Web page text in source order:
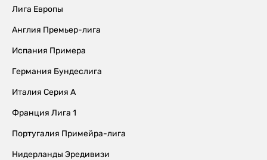
Лига Европы
Англия Премьер-лига
Испания Примера
Германия Бундеслига
Италия Серия А
Франция Лига 1
Португалия Примейра-лига
Нидерланды Эредивизи